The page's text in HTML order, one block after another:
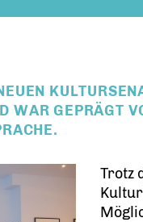
WAR GEPRÄGT
Trotz